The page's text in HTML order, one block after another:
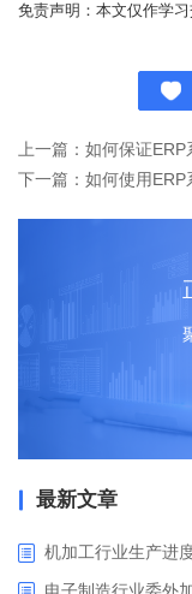
免责声明：本文仅作学
上一篇：如何保证
下一篇：如何使用ERP
最新文章